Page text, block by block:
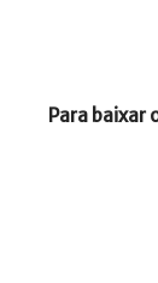
Para baixar